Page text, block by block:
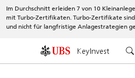
Im Durchschnitt erleiden 7 von 10
mit Turbo-Zertifikaten. Turbo-Zertifikate
und nicht für langfristige Anlagestrategien
KeyInvest